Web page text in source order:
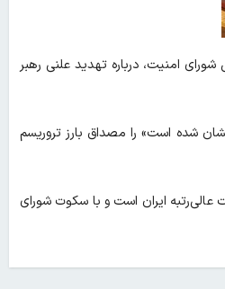
امنیت، درباره تهدید علنی رهبر
شده است» را مصداق بارز تروریسم
ایران است و با سکوت شورای